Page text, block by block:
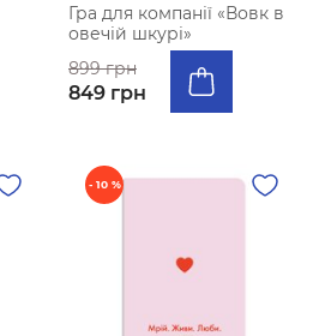
Гра для компанії «Вовк в
овечій шкурі»
899 грн
849 грн
- 10 %